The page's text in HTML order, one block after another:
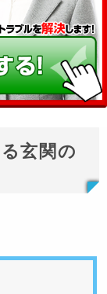
玄関の